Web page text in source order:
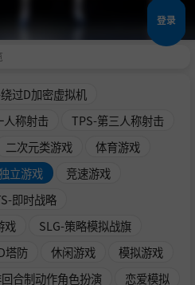
登录
过D加密虚拟机
人称射击
TPS-第三人称射击
二次元类游戏
体育游戏
独立游戏
竞速游戏
即时战略
戏
SLG-策略模拟战旗
塔防 休闲游戏
模拟游戏
合制动作角色扮演
恋爱模拟